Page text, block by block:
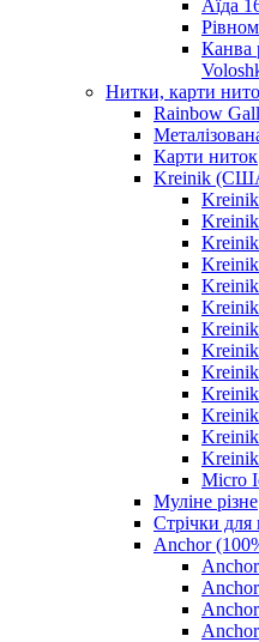
Аїда
Канва
Нитки, карти
Rainbow
Карти ниток
Kreinik
Micro
Муліне різне
Стрічки
Anchor